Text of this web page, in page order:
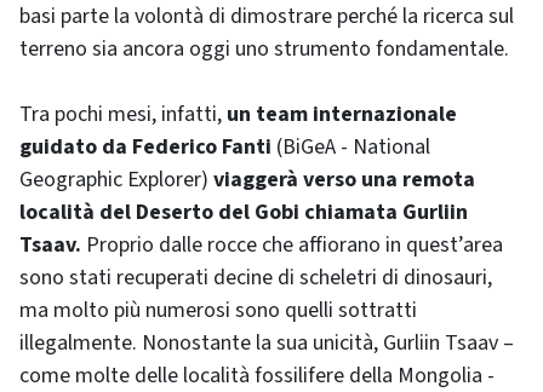
basi parte la volontà di dimostrare perché la ricerca sul
terreno sia ancora oggi uno strumento fondamentale.
Tra pochi mesi, infatti, un team internazionale
guidato da Federico Fanti (BiGeA - National
Geographic Explorer) viaggerà verso una remota
località del Deserto del Gobi chiamata Gurliin
Tsaav. Proprio dalle rocce che affiorano in quest’area
sono stati recuperati decine di scheletri di dinosauri,
ma molto più numerosi sono quelli sottratti
illegalmente. Nonostante la sua unicità, Gurliin Tsaav –
come molte delle località fossilifere della Mongolia -